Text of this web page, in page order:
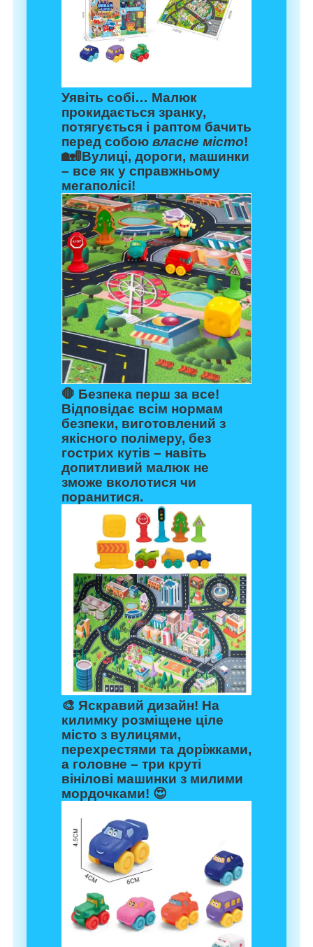
Уявіть собі… Малюк
прокидається зранку,
потягується і раптом бачить
перед собою власне місто!
🏡🚦Вулиці, дороги, машинки
– все як у справжньому
мегаполісі!
🛑 Безпека перш за все!
Відповідає всім нормам
безпеки, виготовлений з
якісного полімеру, без
гострих кутів – навіть
допитливий малюк не
зможе вколотися чи
поранитися.
🎨 Яскравий дизайн! На
килимку розміщене ціле
місто з вулицями,
перехрестями та доріжками,
а головне – три круті
вінілові машинки з милими
мордочками! 😍